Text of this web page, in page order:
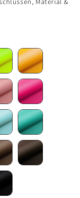
gelb
altrosa pink
hellblau türkis
hellbraunbraun
schwarz